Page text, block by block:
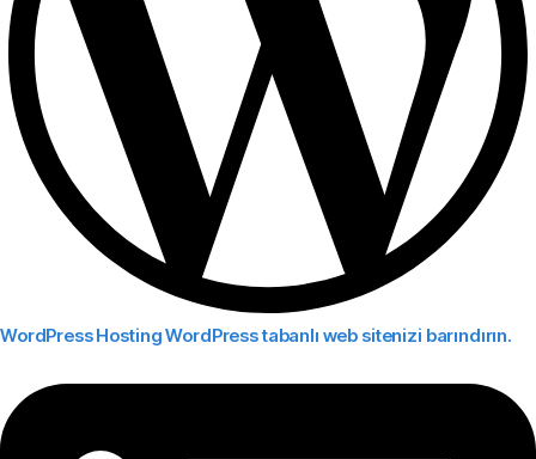
WordPress HostingWordPress tabanlı web sitenizi barındırın.